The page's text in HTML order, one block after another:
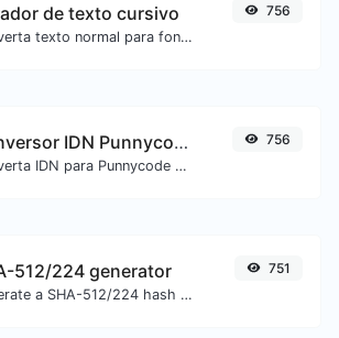
de texto cursivo
Converta texto normal para fonte cursiva.
756
Conversor IDN Punnycode
Converta IDN para Punnycode e vice-versa com facilidade.
756
512/224 generator
Generate a SHA-512/224 hash for any string input.
751